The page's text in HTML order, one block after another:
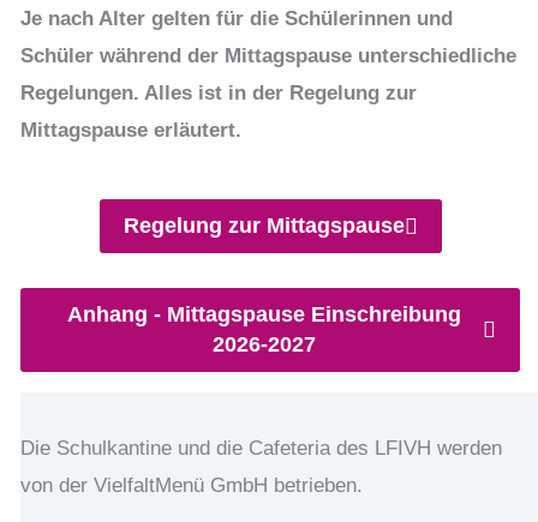
Je nach Alter gelten für die Schülerinnen und
Schüler während der Mittagspause unterschiedliche
Regelungen. Alles ist in der Regelung zur
Mittagspause erläutert.
Regelung zur Mittagspause
Anhang - Mittagspause Einschreibung
2026-2027
Die Schulkantine und die Cafeteria des LFIVH werden
von der VielfaltMenü GmbH betrieben.